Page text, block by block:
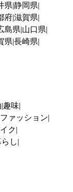
県 静岡県
府滋賀県
島県 山口県
県 長崎県
趣味
ァッション
ク
し